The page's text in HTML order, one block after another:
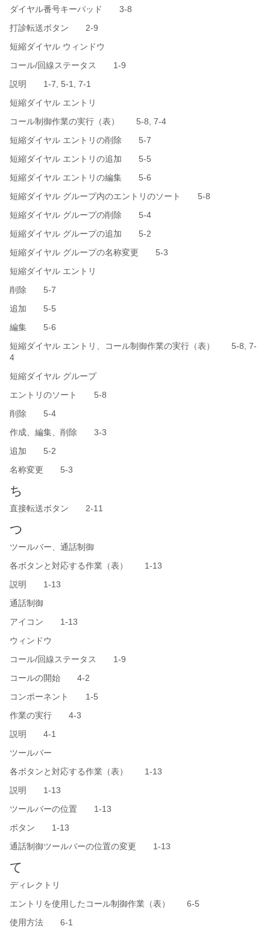
ダイヤル番号キーパッド 3-8
打診転送ボタン 2-9
短縮ダイヤル ウィンドウ
コール/回線ステータス 1-9
説明 1-7, 5-1, 7-1
短縮ダイヤル エントリ
コール制御作業の実行（表） 5-8, 7-4
短縮ダイヤル エントリの削除 5-7
短縮ダイヤル エントリの追加 5-5
短縮ダイヤル エントリの編集 5-6
短縮ダイヤル グループ内のエントリのソート 5-8
短縮ダイヤル グループの削除 5-4
短縮ダイヤル グループの追加 5-2
短縮ダイヤル グループの名称変更 5-3
短縮ダイヤル エントリ
削除 5-7
追加 5-5
編集 5-6
短縮ダイヤル エントリ、コール制御作業の実行（表） 5-8, 7-
4
短縮ダイヤル グループ
エントリのソート 5-8
削除 5-4
作成、編集、削除 3-3
追加 5-2
名称変更 5-3
ち
直接転送ボタン 2-11
つ
ツールバー、通話制御
各ボタンと対応する作業（表） 1-13
説明 1-13
通話制御
アイコン 1-13
ウィンドウ
コール/回線ステータス 1-9
コールの開始 4-2
コンポーネント 1-5
作業の実行 4-3
説明 4-1
ツールバー
各ボタンと対応する作業（表） 1-13
説明 1-13
ツールバーの位置 1-13
ボタン 1-13
通話制御ツールバーの位置の変更 1-13
て
ディレクトリ
エントリを使用したコール制御作業（表） 6-5
使用方法 6-1